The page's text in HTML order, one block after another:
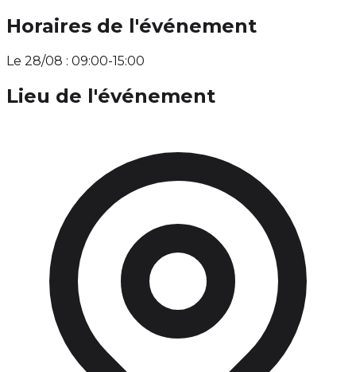
Horaires de l'événement
Le 28/08 : 09:00-15:00
Lieu de l'événement